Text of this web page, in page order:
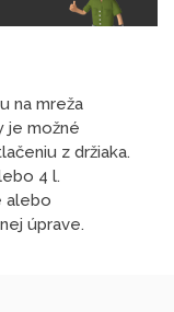
na mreža
je možné
z držiaka.
4 l.
alebo
úprave.